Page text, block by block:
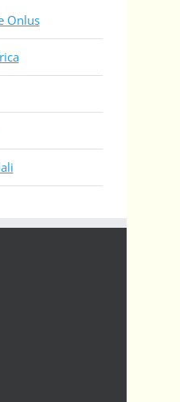
Onlus